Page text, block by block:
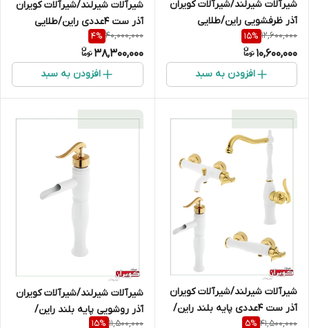
شیرآلات شیرلند/شیرآلات کویران
آذر ظرفشویی راین/طلایی
12,600,000
15%
10,600,000
افزودن به سبد
شیرآلات شیرلند/شیرآلات کویران
آذر ست 4عددی راین/طلایی
40,000,000
4%
38,300,000
افزودن به سبد
شیرآلات شیرلند/شیرآلات کویران
آذر ست 4عددی پایه بلند راین/
سفیدطلایی
41,500,000
5%
شیرآلات شیرلند/شیرآلات کویران
آذر روشویی پایه بلند راین/
11,500,000
15%